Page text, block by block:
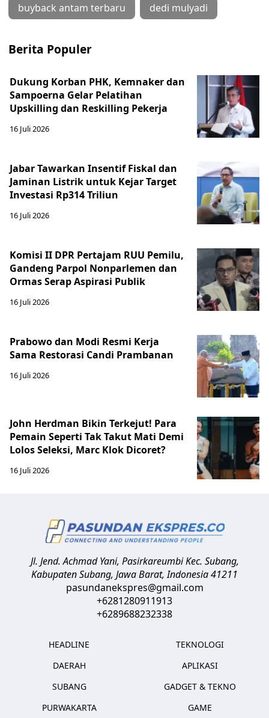
buyback antam terbaru dedi mulyadi
Berita Populer
Dukung Korban PHK, Kemnaker dan
Sampoerna Gelar Pelatihan
Upskilling dan Reskilling Pekerja
16 Juli 2026
Jabar Tawarkan Insentif Fiskal dan
Jaminan Listrik untuk Kejar Target
Investasi Rp314 Triliun
16 Juli 2026
Komisi II DPR Pertajam RUU Pemilu,
Gandeng Parpol Nonparlemen dan
Ormas Serap Aspirasi Publik
16 Juli 2026
Prabowo dan Modi Resmi Kerja
Sama Restorasi Candi Prambanan
16 Juli 2026
John Herdman Bikin Terkejut! Para
Pemain Seperti Tak Takut Mati Demi
Lolos Seleksi, Marc Klok Dicoret?
16 Juli 2026
Jl. Jend. Achmad Yani, Pasirkareumbi Kec. Subang,
Kabupaten Subang, Jawa Barat,Indonesia41211
pasundanekspres@gmail.com
+6281280911913
+6289688232338
HEADLINE
DAERAH
SUBANG
PURWAKARTA
TEKNOLOGI
APLIKASI
GADGET & TEKNO
GAME